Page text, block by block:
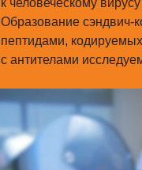
к человеческому
Образование сэндвич-
пептидами,
с антителами